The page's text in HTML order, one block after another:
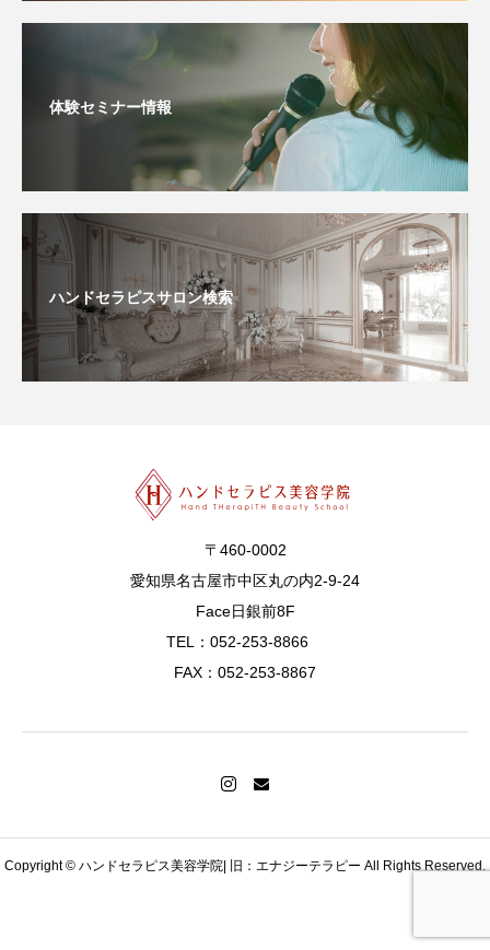
体験セミナー情報
ハンドセラピスサロン検索
〒460-0002
愛知県名古屋市中区丸の内2-9-24
Face日銀前8F
TEL：052-253-8866
FAX：052-253-8867
Copyright © ハンドセラピス美容学院| 旧：エナジーテラピー All Rights Reserved.
会員ログイン